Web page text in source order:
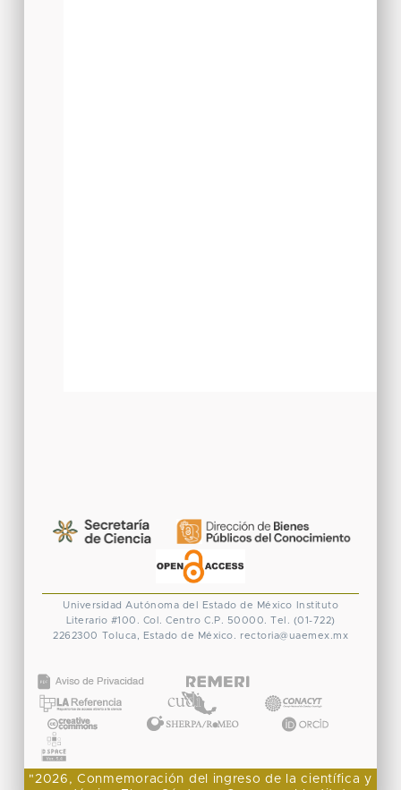
Universidad Autónoma del Estado de México
Instituto
Literario #100. Col. Centro C.P. 50000. Tel. (01-722)
2262300 Toluca, Estado de México. rectoria@uaemex.mx
"2026, Conmemoración del ingreso de la científica y